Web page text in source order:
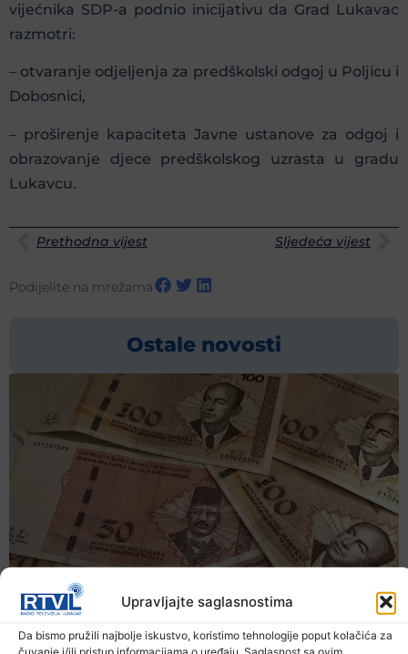
Upravljajte saglasnostima
Da bismo pružili najbolje iskustvo, koristimo tehnologije poput kolačića za
čuvanje i/ili pristup informacijama o uređaju. Saglasnost sa ovim
vijećnika SDP-a podnio inicijativu da Grad Lukavac
razmotri:
– otvaranje odjeljenja za predškolski odgoj u Poljicu i
Dobosnici,
– proširenje kapaciteta Javne ustanove za odgoj i
obrazovanje djece predškolskog uzrasta u gradu
Lukavcu.
Prethodna vijest Sljedeća vijest
Podijelite na mrežama
Ostale novosti